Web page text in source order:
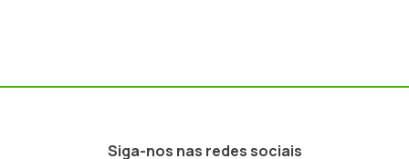
Siga-nos nas redes sociais